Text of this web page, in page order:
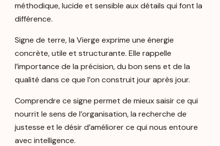
méthodique, lucide et sensible aux détails qui font la
différence.
Signe de terre, la Vierge exprime une énergie
concrète, utile et structurante. Elle rappelle
l’importance de la précision, du bon sens et de la
qualité dans ce que l’on construit jour après jour.
Comprendre ce signe permet de mieux saisir ce qui
nourrit le sens de l’organisation, la recherche de
justesse et le désir d’améliorer ce qui nous entoure
avec intelligence.